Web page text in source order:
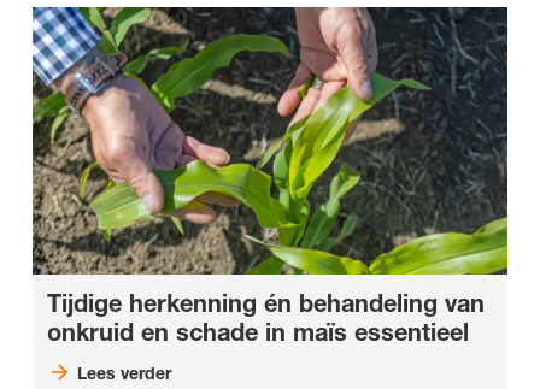
Tijdige herkenning én behandeling van
onkruid en schade in maïs essentieel
Lees verder